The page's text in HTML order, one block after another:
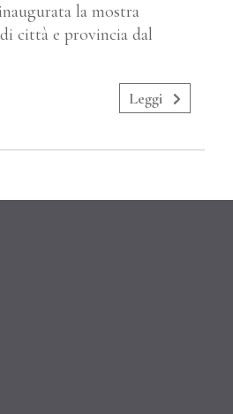
la mostra
città e provincia dal
Leggi